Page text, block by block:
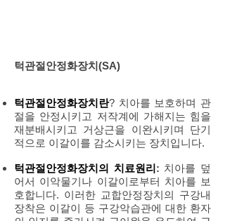
턱관절안정화장치(SA)
턱관절안정화장치란? 치아를 보호하며 관
절을 안정시키고 저작계에 가해지는 힘을
재분배시키고 거상근을 이완시키며 단기
적으로 이갈이를 감소시키는 장치입니다.
턱관절안정화장치의 치료원리: 치아를 덮
어서 이악물기나 이갈이로부터 치아를 보
호합니다. 이러한 교합안정장치의 구강내
장착은 이갈이 등 구강악습관에 대한 환자